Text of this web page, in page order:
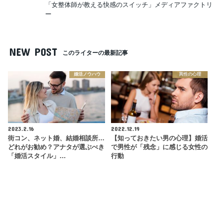
「女整体師が教える快感のスイッチ」メディアファクトリ
ー
NEW POST このライターの最新記事
婚活ノウハウ
2023.2.16
街コン、ネット婚、結婚相談所…
どれがお勧め？アナタが選ぶべき
「婚活スタイル」…
異性の心理
2022.12.19
【知っておきたい男の心理】婚活
で男性が「残念」に感じる女性の
行動